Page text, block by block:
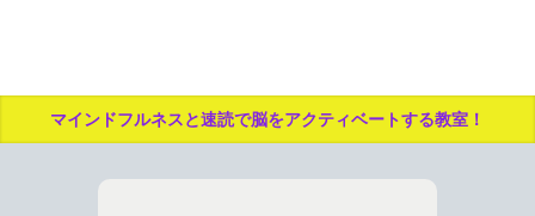
マインドフルネスと速読で脳をアクティベートする教室！